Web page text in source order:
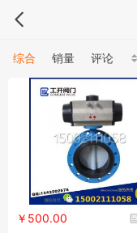
综合 销量 评论
￥500.00